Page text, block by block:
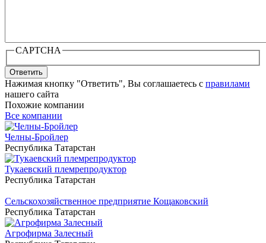
CAPTCHA
Ответить
Нажимая кнопку "Ответить", Вы соглашаетесь с правилами
нашего сайта
Похожие компании
Все компании
Челны-Бройлер
Республика Татарстан
Тукаевский племрепродуктор
Республика Татарстан
Сельскохозяйственное предприятие Кощаковский
Республика Татарстан
Агрофирма Залесный